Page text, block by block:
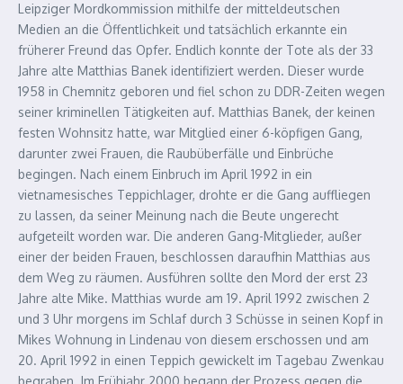
Leipziger Mordkommission mithilfe der mitteldeutschen
Medien an die Öffentlichkeit und tatsächlich erkannte ein
früherer Freund das Opfer. Endlich konnte der Tote als der 33
Jahre alte Matthias Banek identifiziert werden. Dieser wurde
1958 in Chemnitz geboren und fiel schon zu DDR-Zeiten wegen
seiner kriminellen Tätigkeiten auf. Matthias Banek, der keinen
festen Wohnsitz hatte, war Mitglied einer 6-köpfigen Gang,
darunter zwei Frauen, die Raubüberfälle und Einbrüche
begingen. Nach einem Einbruch im April 1992 in ein
vietnamesisches Teppichlager, drohte er die Gang auffliegen
zu lassen, da seiner Meinung nach die Beute ungerecht
aufgeteilt worden war. Die anderen Gang-Mitglieder, außer
einer der beiden Frauen, beschlossen daraufhin Matthias aus
dem Weg zu räumen. Ausführen sollte den Mord der erst 23
Jahre alte Mike. Matthias wurde am 19. April 1992 zwischen 2
und 3 Uhr morgens im Schlaf durch 3 Schüsse in seinen Kopf in
Mikes Wohnung in Lindenau von diesem erschossen und am
20. April 1992 in einen Teppich gewickelt im Tagebau Zwenkau
begraben. Im Frühjahr 2000 begann der Prozess gegen die